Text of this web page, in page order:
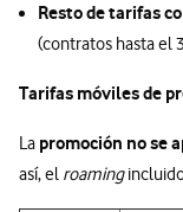
Resto de tarifas
(contratos hasta el
Tarifas móviles de
La promoción no se
así, el roaming